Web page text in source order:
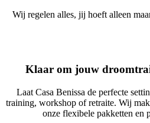
Wij regelen alles, jij hoeft alleen
Klaar om jouw
Laat Casa Benissa de perfecte
training, workshop of retraite. Wij
onze flexibele pakketten en